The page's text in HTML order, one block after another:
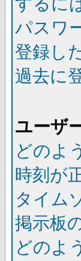
パスワ
登録し
過去に
ユーザ
どのよ
時刻が
タイム
掲示板
どのよ